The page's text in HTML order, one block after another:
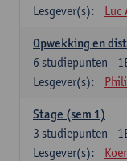
Lesgever(s):
Luc
Opwekking en
6 studiepunten
Lesgever(s):
Stage (sem 1)
3 studiepunten
Lesgever(s):